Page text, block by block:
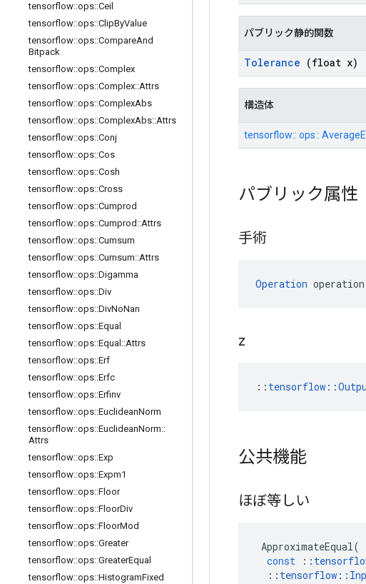
tensorflow::ops::Ceil
tensorflow::ops::ClipByValue
tensorflow::ops::CompareAnd
Bitpack
tensorflow::ops::Complex
tensorflow::ops::Complex::Attrs
tensorflow::ops::ComplexAbs
tensorflow::ops::ComplexAbs::Attrs
tensorflow::ops::Conj
tensorflow::ops::Cos
tensorflow::ops::Cosh
tensorflow::ops::Cross
tensorflow::ops::Cumprod
tensorflow::ops::Cumprod ::Attrs
tensorflow::ops::Cumsum
tensorflow::ops::Cumsum::Attrs
tensorflow::ops::Digamma
tensorflow::ops::Div
tensorflow::ops::DivNoNan
tensorflow::ops::Equal
tensorflow::ops::Equal ::Attrs
tensorflow::ops::Erf
tensorflow::ops::Erfc
tensorflow::ops::Erfinv
tensorflow::ops::EuclideanNorm
tensorflow::ops::EuclideanNorm::
Attrs
tensorflow::ops::Exp
tensorflow::ops::Expm1
tensorflow::ops::Floor
tensorflow::ops::FloorDiv
tensorflow::ops::FloorMod
tensorflow::ops::Greater
tensorflow::ops::GreaterEqual
tensorflow::ops::HistogramFixed
パブリック静的関数
Tolerance (float x)
構造体
tensorflow:: ops::
パブリック属性
手術
Operation operation
z
::
公共機能
ほぼ等しい
ApproximateEqual(
const
::
:: tensorflow ::